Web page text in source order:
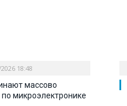
18:48
массово
микроэлектронике